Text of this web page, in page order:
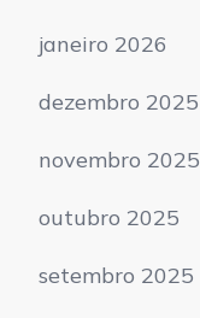
janeiro 2026
dezembro 2025
novembro 2025
outubro 2025
setembro 2025